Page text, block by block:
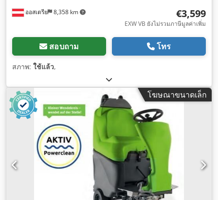
ออสเตรีย 8,358 km €3,599
EXW VB ยังไม่รวมภาษีมูลค่าเพิ่ม
สอบถาม โทร
สภาพ: ใช้แล้ว,
โฆษณาขนาดเล็ก